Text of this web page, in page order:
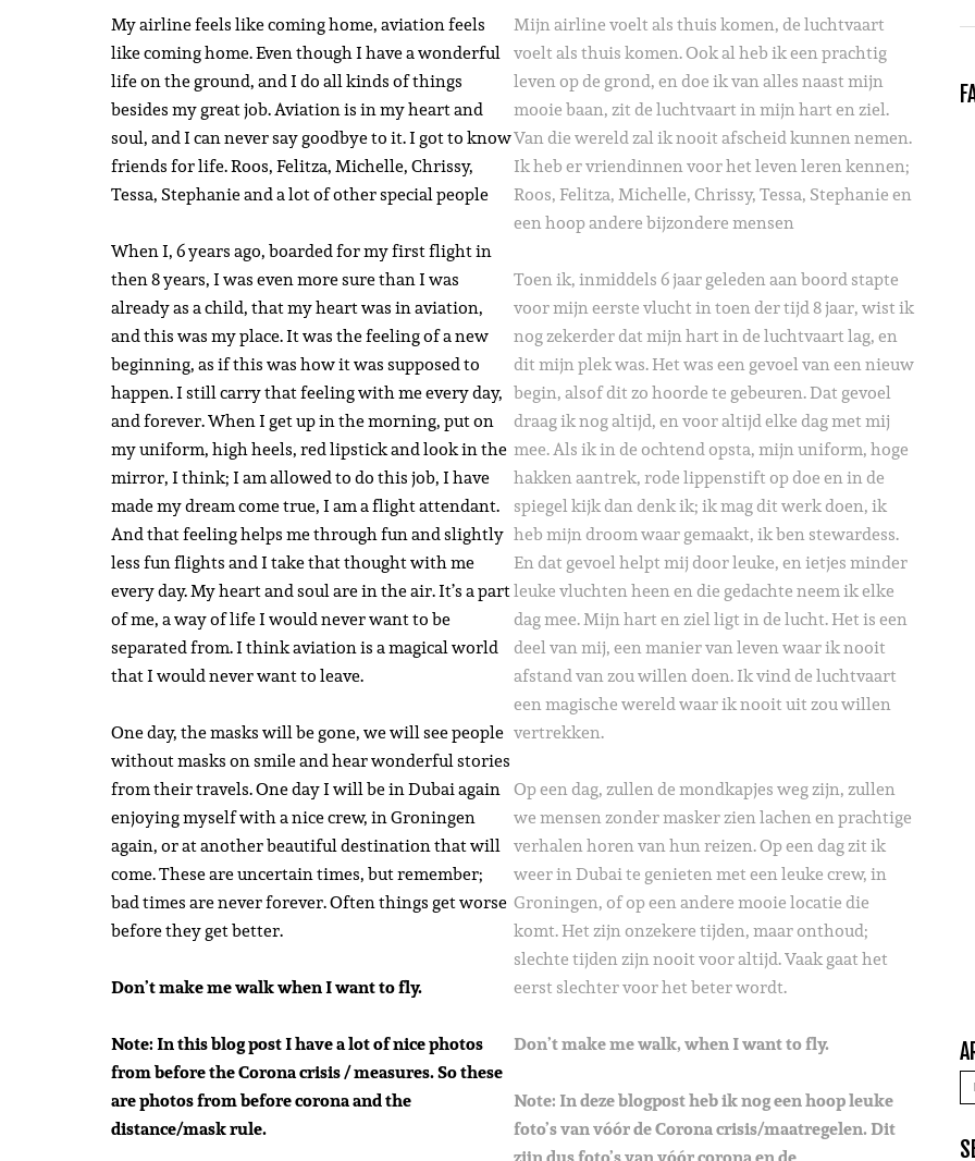
My airline feels like coming home, aviation feels
like coming home. Even though I have a wonderful
life on the ground, and I do all kinds of things
besides my great job. Aviation is in my heart and
soul, and I can never say goodbye to it. I got to know
friends for life. Roos, Felitza, Michelle, Chrissy,
Tessa, Stephanie and a lot of other special people
When I, 6 years ago, boarded for my first flight in
then 8 years, I was even more sure than I was
already as a child, that my heart was in aviation,
and this was my place. It was the feeling of a new
beginning, as if this was how it was supposed to
happen. I still carry that feeling with me every day,
and forever. When I get up in the morning, put on
my uniform, high heels, red lipstick and look in the
mirror, I think; I am allowed to do this job, I have
made my dream come true, I am a flight attendant.
And that feeling helps me through fun and slightly
less fun flights and I take that thought with me
every day. My heart and soul are in the air. It’s a part
of me, a way of life I would never want to be
separated from. I think aviation is a magical world
that I would never want to leave.
One day, the masks will be gone, we will see people
without masks on smile and hear wonderful stories
from their travels. One day I will be in Dubai again
enjoying myself with a nice crew, in Groningen
again, or at another beautiful destination that will
come. These are uncertain times, but remember;
bad times are never forever. Often things get worse
before they get better.
Don’t make me walk when I want to fly.
Note: In this blog post I have a lot of nice photos
frombefore the Corona crisis / measures. So these
are photos from before corona and the
distance/mask rule.
Mijn airline voelt als thuis komen, de luchtvaart
voelt als thuis komen. Ook al heb ik een prachtig
leven op de grond, en doe ik van alles naast mijn
mooie baan, zit de luchtvaart in mijn hart en ziel.
Van die wereld zal ik nooit afscheid kunnen nemen.
Ik heb er vriendinnen voor het leven leren kennen;
Roos, Felitza, Michelle, Chrissy, Tessa, Stephanie en
een hoop andere bijzondere mensen
Toen ik, inmiddels 6 jaar geleden aan boord stapte
voor mijn eerste vlucht in toen der tijd 8 jaar, wist ik
nog zekerder dat mijn hart in de luchtvaart lag, en
dit mijn plek was. Het was een gevoel van een nieuw
begin, alsof dit zo hoorde te gebeuren. Dat gevoel
draag ik nog altijd, en voor altijd elke dag met mij
mee. Als ik in de ochtend opsta, mijn uniform, hoge
hakken aantrek, rode lippenstift op doe en in de
spiegel kijk dan denk ik; ik mag dit werk doen, ik
heb mijn droom waar gemaakt, ik ben stewardess.
En dat gevoel helpt mij door leuke, en ietjes minder
leuke vluchten heen en die gedachte neem ik elke
dag mee. Mijn hart en ziel ligt in de lucht. Het is een
deel van mij, een manier van leven waar ik nooit
afstand van zou willen doen. Ik vind de luchtvaart
een magische wereld waar ik nooit uit zou willen
vertrekken.
Op een dag, zullen de mondkapjes weg zijn, zullen
we mensen zonder masker zien lachen en prachtige
verhalen horen van hun reizen. Op een dag zit ik
weer in Dubai te genieten met een leuke crew, in
Groningen, of op een andere mooie locatie die
komt. Het zijn onzekere tijden, maar onthoud;
slechte tijden zijn nooit voor altijd. Vaak gaat het
eerst slechter voor het beter wordt.
Don’t make me walk, when I want to fly.
Note: In deze blogpost heb ik nog een hoop leuke
foto’s van vóór de Corona crisis/maatregelen. Dit